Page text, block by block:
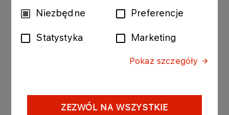
WybórNiezbędne Preferencje
Statystyka Marketing
Pokaż szczegóły
ZEZWÓL NA WSZYSTKIE
exploration licence areas in south-eastern Poland:
Chevron), and
The termination of the Agreement takes place
following the completion of the work provided for